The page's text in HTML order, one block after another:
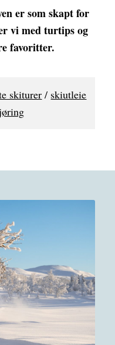
er som skapt for
vi med turtips og
favoritter.
skiturer / skiutleie